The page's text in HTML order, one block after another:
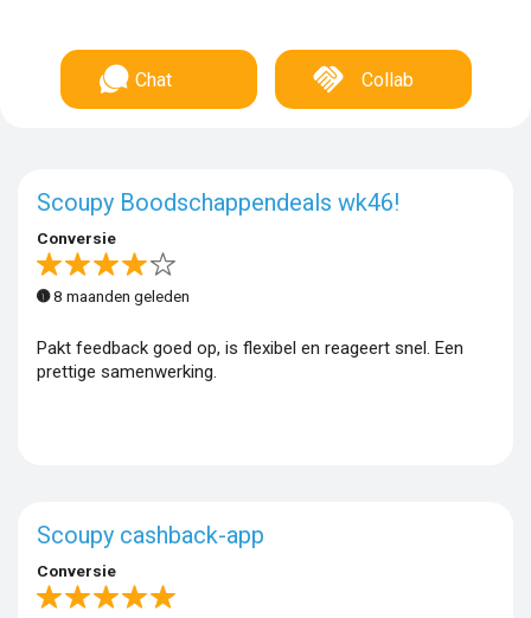
Chat Collab
Scoupy Boodschappendeals wk46!
Conversie
8 maanden geleden
Pakt feedback goed op, is flexibel en reageert snel. Een
prettige samenwerking.
Scoupy cashback-app
Conversie